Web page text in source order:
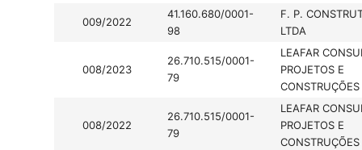
009/2022
41.160.680/0001-
98
F. P.
LTDA
008/2023
26.710.515/0001-
79
LEAFAR
PROJETOS E
008/2022
26.710.515/0001-
79
LEAFAR
PROJETOS E